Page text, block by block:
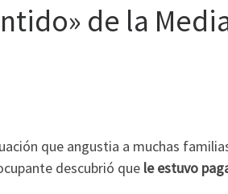
de la
que angustia a muchas
descubrió que le estuvo